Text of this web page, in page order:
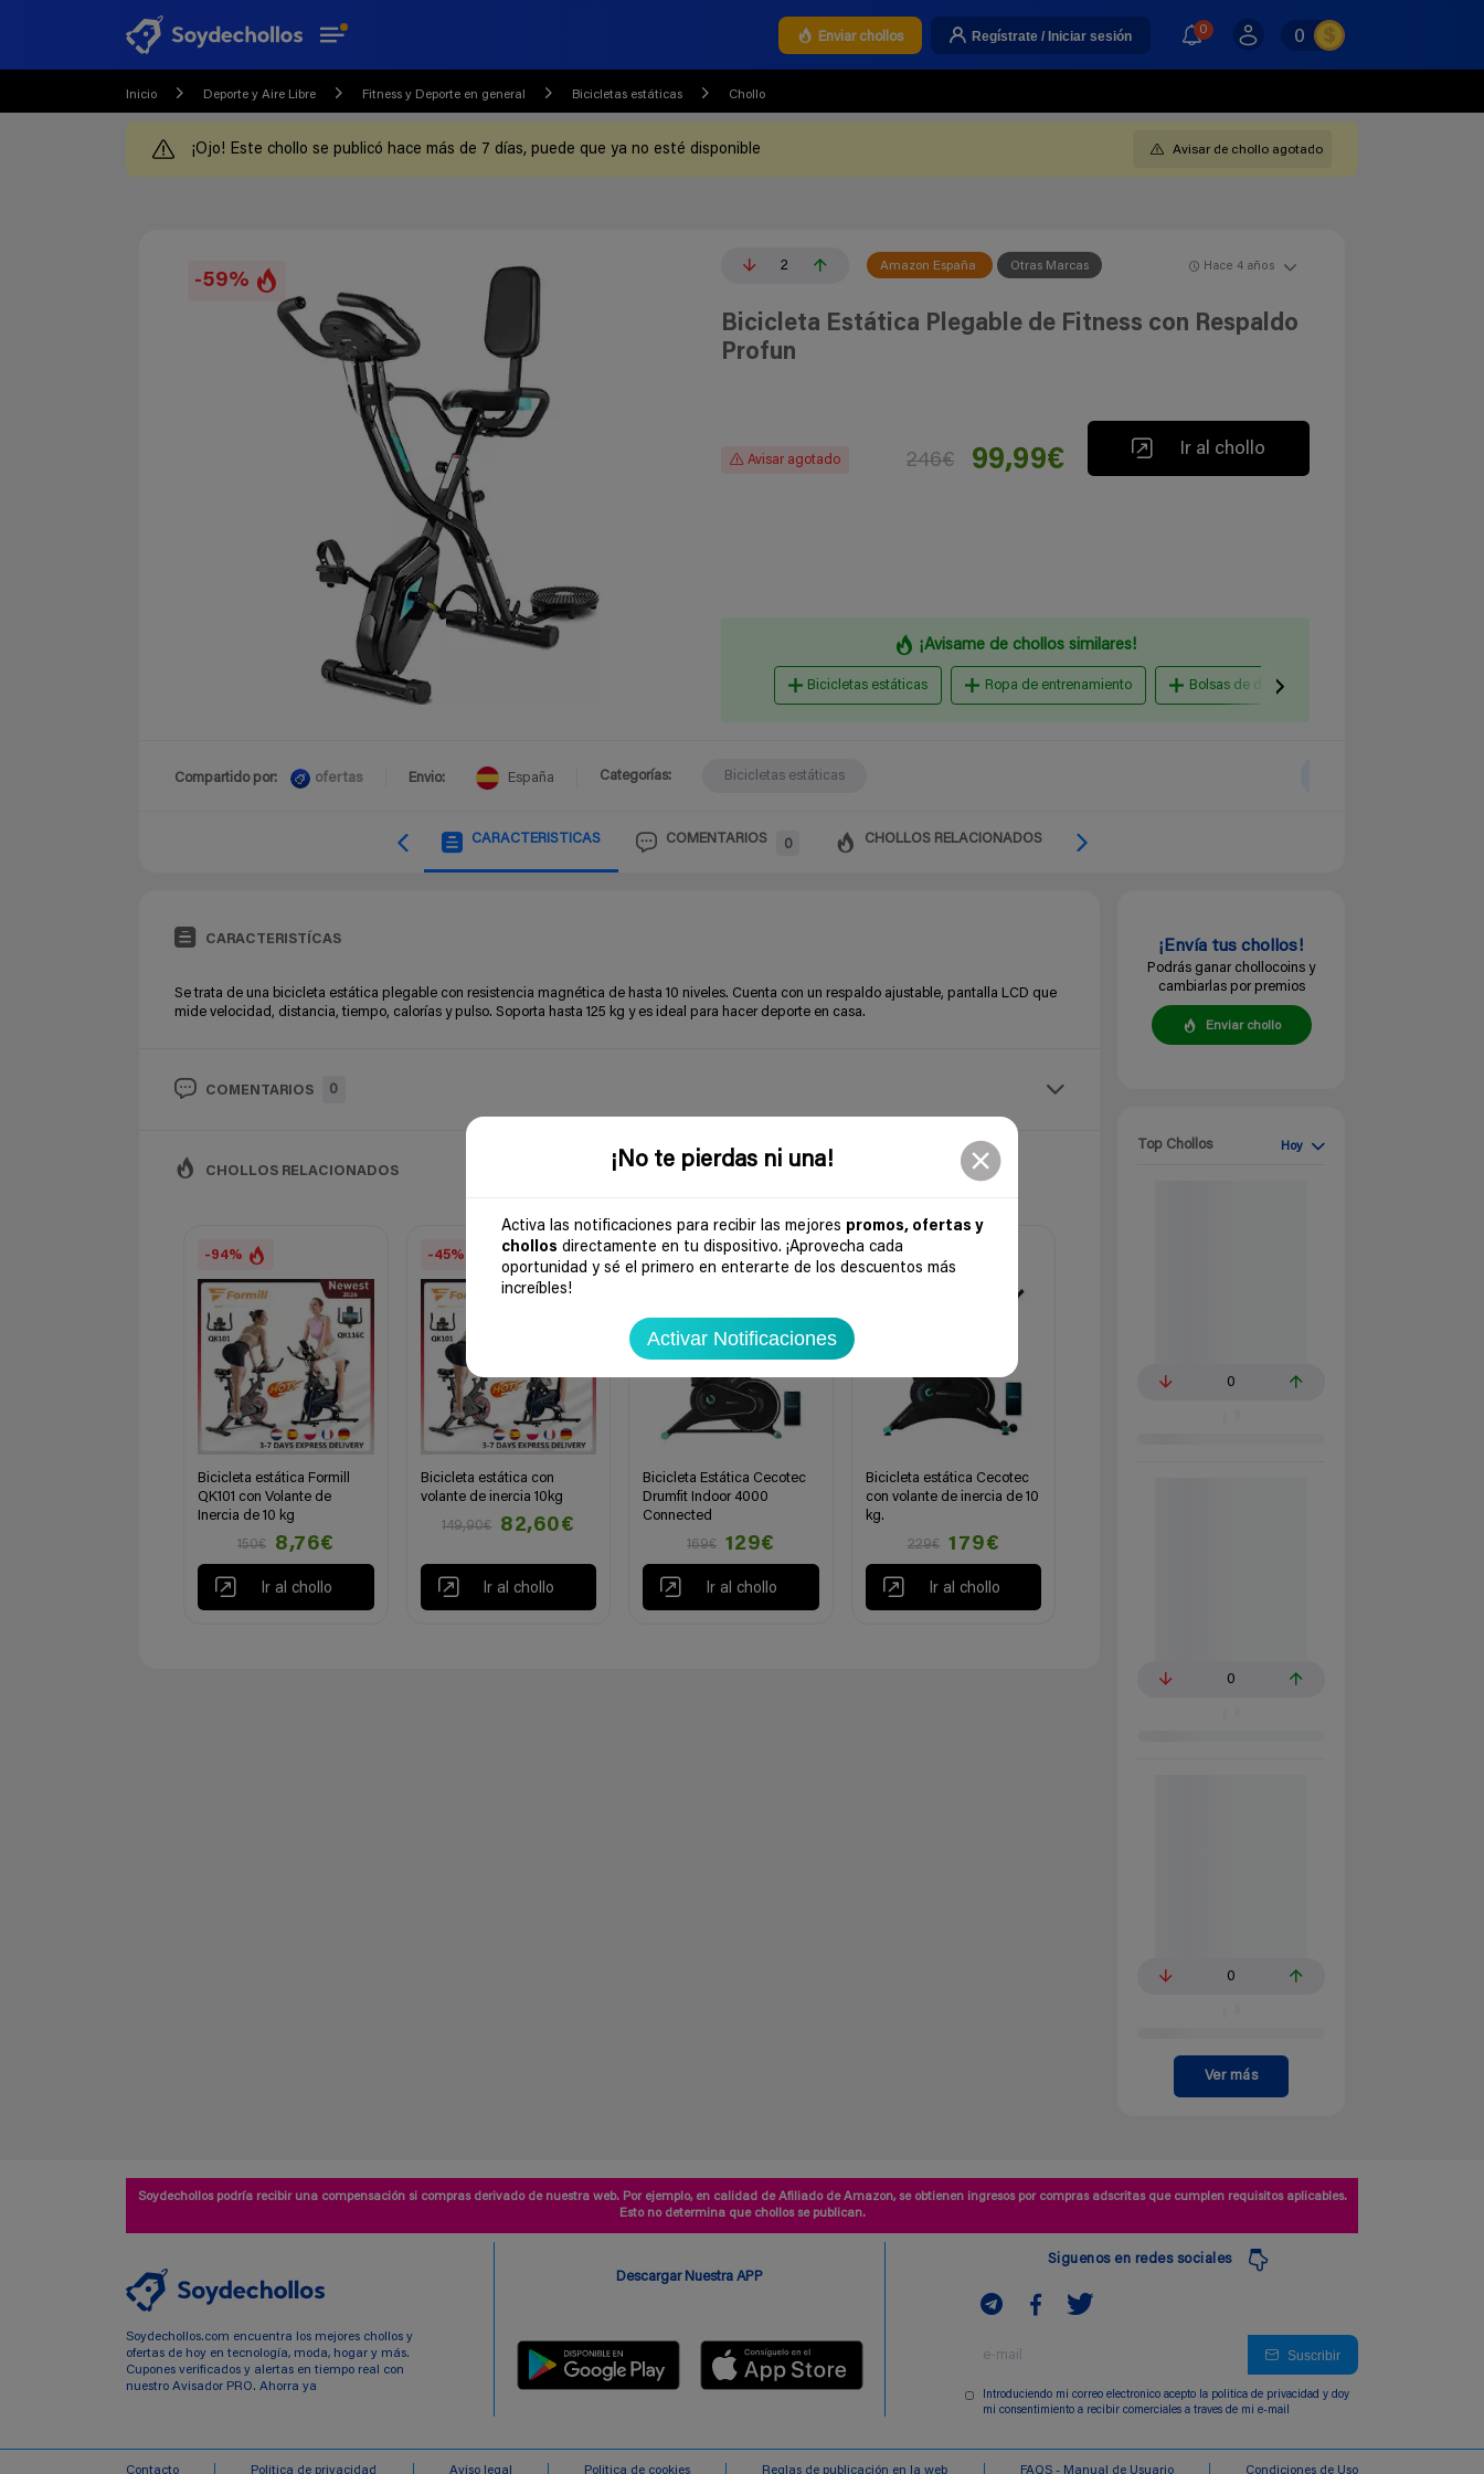
¡No te pierdas ni una!
Activa las notificaciones para recibir las mejores promos, ofertas y
chollos directamente en tu dispositivo. ¡Aprovecha cada
oportunidad y sé el primero en enterarte de los descuentos más
increíbles!
Activar Notificaciones
Enviar chollos Regístrate / Iniciar sesión 0 0
Inicio Deporte y Aire Libre Fitness y Deporte en general Bicicletas estáticas Chollo
¡Ojo! Este chollo se publicó hace más de 7 días, puede que ya no esté disponible Avisar de chollo agotado
-59%
2 Amazon España Otras Marcas Hace 4 años
Bicicleta Estática Plegable de Fitness con Respaldo
Profun
Avisar agotado 246€ 99,99€ Ir al chollo
¡Avisame de chollos similares!
Bicicletas estáticas Ropa de entrenamiento Bolsas de deporte
Compartido por: ofertas Envio: España Categorías: Bicicletas estáticas
CARACTERISTICAS COMENTARIOS 0 CHOLLOS RELACIONADOS
CARACTERISTÍCAS
Se trata de una bicicleta estática plegable con resistencia magnética de hasta 10 niveles. Cuenta con un respaldo ajustable, pantalla LCD que
mide velocidad, distancia, tiempo, calorías y pulso. Soporta hasta 125 kg y es ideal para hacer deporte en casa.
COMENTARIOS 0
CHOLLOS RELACIONADOS
-94%
Bicicleta estática Formill
QK101 con Volante de
Inercia de 10 kg
150€
8,76€
Ir al chollo
-45%
Bicicleta estática con
volante de inercia 10kg
149,90€
82,60€
Ir al chollo
-24%
Bicicleta Estática Cecotec
Drumfit Indoor 4000
Connected
169€
129€
Ir al chollo
-22%
Bicicleta estática Cecotec
con volante de inercia de 10
kg.
229€
179€
Ir al chollo
¡Envía tus chollos!
Podrás ganar chollocoins y
cambiarlas por premios
Enviar chollo
Top Chollos Hoy
0
0
0
Ver más
Soydechollos podría recibir una compensación si compras derivado de nuestra web. Por ejemplo, en calidad de Afiliado de Amazon, se obtienen ingresos por compras adscritas que cumplen requisitos aplicables.
Esto no determina que chollos se publican.
Soydechollos.com encuentra los mejores chollos y
ofertas de hoy en tecnología, moda, hogar y más.
Cupones verificados y alertas en tiempo real con
nuestro Avisador PRO. Ahorra ya
Descargar Nuestra APP
Siguenos en redes sociales
Suscribir
Introduciendo mi correo electronico acepto la politica de privacidad y doy
mi consentimiento a recibir comerciales a traves de mi e-mail
Contacto Politica de privacidad Aviso legal Politica de cookies Reglas de publicación en la web FAQS - Manual de Usuario Condiciones de Uso